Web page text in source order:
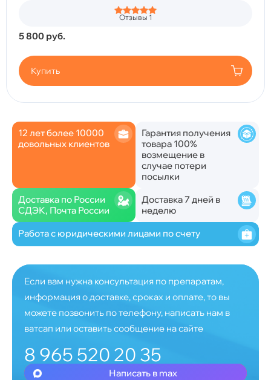
Отзывы 1
5 800 руб.
Купить
12 лет более 10000
довольных клиентов
Гарантия получения
товара 100%
возмещение в
случае потери
посылки
Доставка по России
СДЭК, Почта России
Доставка 7 дней в
неделю
Работа с юридическими лицами по счету
Если вам нужна консультация по препаратам,
информация о доставке, сроках и оплате, то вы
можете позвонить по телефону, написать нам в
ватсап или оставить сообщение на сайте
8 965 520 20 35
Написать в max